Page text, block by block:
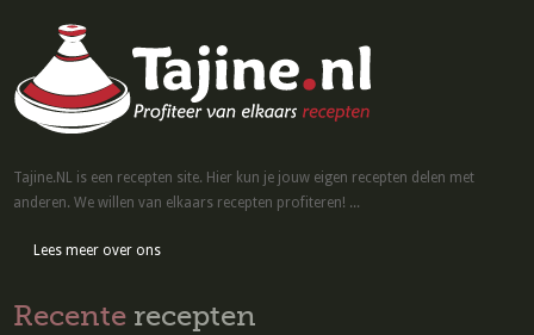
Tajine.NL is een recepten site. Hier kun je jouw eigen recepten delen met
anderen. We willen van elkaars recepten profiteren! ...
Lees meer over ons
Recente recepten